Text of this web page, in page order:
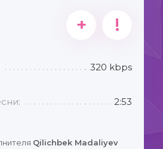
+ !
320 kbps
2:53
Qilichbek Madaliyev